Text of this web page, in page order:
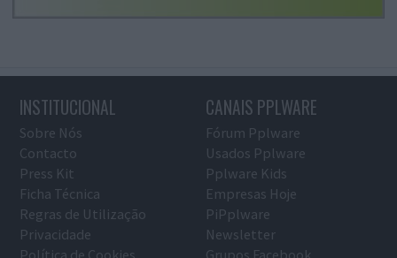
INSTITUCIONAL
Sobre Nós
Contacto
Press Kit
Ficha Técnica
Regras de Utilização
Privacidade
Política de Cookies
CANAIS PPLWARE
Fórum Pplware
Usados Pplware
Pplware Kids
Empresas Hoje
PiPplware
Newsletter
Grupos Facebook